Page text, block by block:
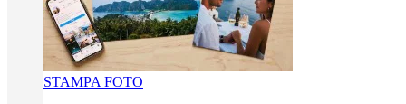
STAMPA FOTO